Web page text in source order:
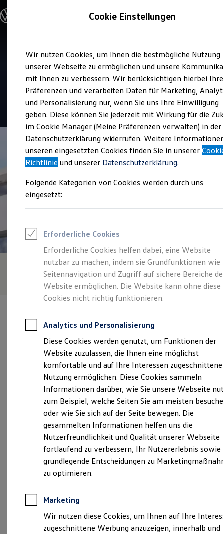
Hauptinhalt
springen
Footer
springen
Modelle & Konfigurator
Nutzfahrzeugkategorien entdecken
Modelle konfigurieren
Vorgängermodelle und Oldtimer
Vorgängermodelle
Oldtimer
Bulli Historie
Branchenlösungen & Gewerbekunden
Umbaulösungen und Hersteller finden
Auf- und Umbauten entdecken & konfigurieren
Groß- und Sonderkunden
Großkunden
Kommunen & Behörden
Journalisten
Sportvereine
Branchenlösungen
Gewerbliche Personenbeförderung
Service & mobile Werkstätten
Kühlfahrzeuge
ONE Business ID Vorteile
Fahrzeugsuche & Marktplatz
Fahrzeugsuche
Fahrzeuge online kaufen
Digitaler Marktplatz
Kauf & Finanzierung
Online-Fahrzeugbewertung
Aktionen & Angebote
Für Gewerbekunden
Profi Paket
TopDeal
Gebrauchtwagen
ProfiPartner für Gebrauchtwagen
Zertifizierte Gebrauchtwagen
Finanzierung
Für Privatkunden
Für Gewerbekunden
Leasing
Für Privatkunden
Für Gewerbekunden
Versicherungen & Garantien
Garantien
Kfz-Versicherung für Nutzfahrzeuge
Restschuldversicherung
Wartungsverträge
Besitzer & Service
Sommer-Special
Reparatur, Pflege & Inspektion
Servicetermin anfragen
Service-Vorteile bei Volkswagen Nutzfahrzeuge
Service
Gelder und Sorg
Nutzfahrzeuge
4.8|69 Bewertungen
Verantwortlich für die Inhalte auf dieser Seite ist die Gelder - Sorg
GmbH - Co. KG (Impressum & Rechtliches)
Siemensstraße 9, 97437 Haßfurt
+49 9521 92260
Montag-Freitag 08:00 -17:00 Uhr
Samstag
09:00-13:00 Uhr
Ansprechpartner
Cookie Einstellungen
Wir nutzen Cookies, um Ihnen die bestmögliche Nutzung
unserer Webseite zu ermöglichen und unsere
mit Ihnen zu verbessern. Wir berücksichtigen hierbei Ihre
Präferenzen und verarbeiten Daten für Marketing,
und Personalisierung nur, wenn Sie uns Ihre Einwilligung
geben. Diese können Sie jederzeit mit Wirkung für die
im Cookie Manager (Meine Präferenzen verwalten) in der
Datenschutzerklärung widerrufen. Weitere
unseren eingesetzten Cookies finden Sie in unserer
Richtlinie und unserer Datenschutzerklärung.
Folgende Kategorien von Cookies werden durch uns
eingesetzt:
Erforderliche Cookies
Erforderliche Cookies helfen dabei, eine Website
nutzbar zu machen, indem sie Grundfunktionen wie
Seitennavigation und Zugriff auf sichere Bereiche
Website ermöglichen. Die Website kann ohne diese
Cookies nicht richtig funktionieren.
Analytics und Personalisierung
Diese Cookies werden genutzt, um Funktionen der
Website zuzulassen, die Ihnen eine möglichst
komfortable und auf Ihre Interessen zugeschnittene
Nutzung ermöglichen. Diese Cookies sammeln
Informationen darüber, wie Sie unsere Webseite
zum Beispiel, welche Seiten Sie am meisten
oder wie Sie sich auf der Seite bewegen. Die
gesammelten Informationen helfen uns die
Nutzerfreundlichkeit und Qualität unserer Webseite
fortlaufend zu verbessern, Ihr Nutzererlebnis sowie
grundlegende Entscheidungen zu
zu optimieren.
Marketing
Wir nutzen diese Cookies, um Ihnen auf Ihre
zugeschnittene Werbung anzuzeigen, innerhalb und